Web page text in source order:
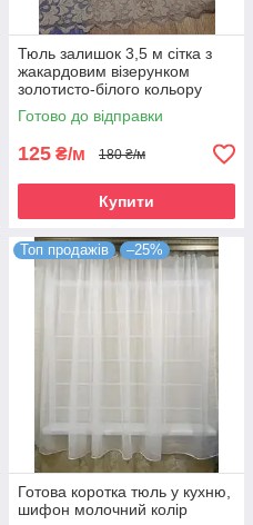
Тюль залишок 3,5 м сітка з
жакардовим візерунком
золотисто-білого кольору
Готово до відправки
125 ₴/м 180 ₴/м
Купити
Топ продажів –25%
Готова коротка тюль у кухню,
шифон молочний колір